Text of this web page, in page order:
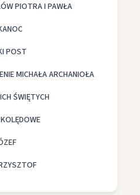
PIOTRA I PAWŁA
POST
MICHAŁA ARCHANIOŁA
ŚWIĘTYCH